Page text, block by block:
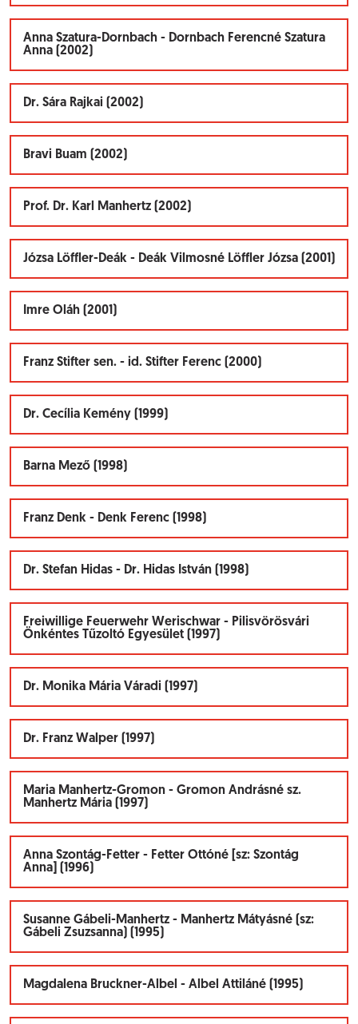
Anna Szatura-Dornbach - Dornbach Ferencné Szatura
Anna (2002)
Dr. Sára Rajkai (2002)
Bravi Buam (2002)
Prof. Dr. Karl Manhertz (2002)
Józsa Löffler-Deák - Deák Vilmosné Löffler Józsa (2001)
Imre Oláh (2001)
Franz Stifter sen. - id. Stifter Ferenc (2000)
Dr. Cecília Kemény (1999)
Barna Mező (1998)
Franz Denk - Denk Ferenc (1998)
Dr. Stefan Hidas - Dr. Hidas István (1998)
Freiwillige Feuerwehr Werischwar - Pilisvörösvári
Önkéntes Tűzoltó Egyesület (1997)
Dr. Monika Mária Váradi (1997)
Dr. Franz Walper (1997)
Maria Manhertz-Gromon - Gromon Andrásné sz.
Manhertz Mária (1997)
Anna Szontág-Fetter - Fetter Ottóné [sz: Szontág
Anna] (1996)
Susanne Gábeli-Manhertz - Manhertz Mátyásné (sz:
Gábeli Zsuzsanna) (1995)
Magdalena Bruckner-Albel - Albel Attiláné (1995)